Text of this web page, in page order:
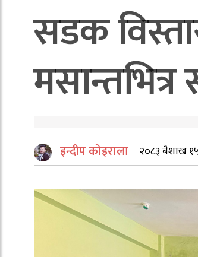
सडक
इन्दीप कोइराला २०८३ बैशाख